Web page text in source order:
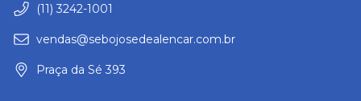
(11) 3242-1001
vendas@sebojosedealencar.com.br
Praça da Sé 393